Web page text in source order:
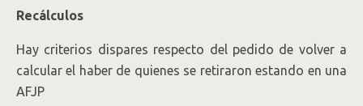
Recálculos
Hay criterios dispares respecto del pedido de volver a
calcular el haber de quienes se retiraron estando en una
AFJP